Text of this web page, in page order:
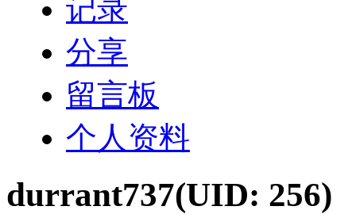
记录
分享
留言板
个人资料
durrant737(UID: 256)